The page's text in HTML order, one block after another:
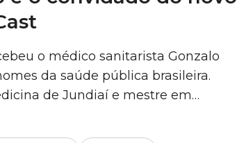
o médico sanitarista Gonzalo
da saúde pública brasileira.
de Jundiaí e mestre em
sanitária que contribuíram para